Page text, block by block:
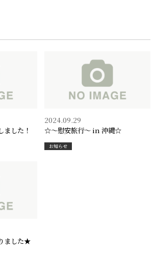
ました！ ☆～慰安旅行～ in 沖縄☆
2024.09.29
お知らせ
ました★